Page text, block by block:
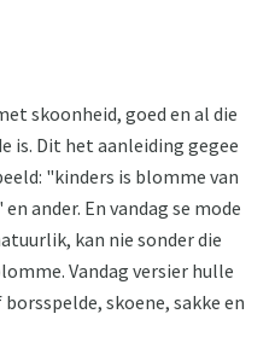
skoonheid, goed en al die
is. Dit het aanleiding gegee
"kinders is blomme van
ander. En vandag se mode
kan nie sonder die
Vandag versier hulle
skoene, sakke en